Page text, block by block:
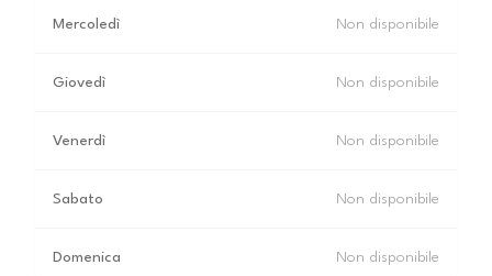
Mercoledì Non disponibile
Giovedì Non disponibile
Venerdì Non disponibile
Sabato Non disponibile
Domenica Non disponibile